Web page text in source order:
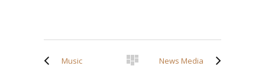
Music News Media